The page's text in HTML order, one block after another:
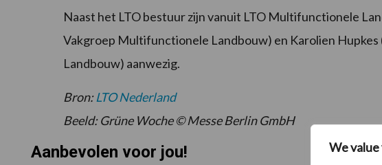
We
Naast het LTO bestuur zijn vanuit LTO Multifunctionele
Vakgroep Multifunctionele Landbouw) en Karolien
Landbouw) aanwezig.
Bron:LTO Nederland
Beeld: Grüne Woche © Messe Berlin GmbH
Aanbevolen voor jou!